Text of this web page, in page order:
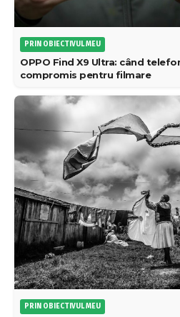
PRIN OBIECTIVUL MEU
OPPO Find X9 Ultra: când
compromis pentru filmare
PRIN OBIECTIVUL MEU